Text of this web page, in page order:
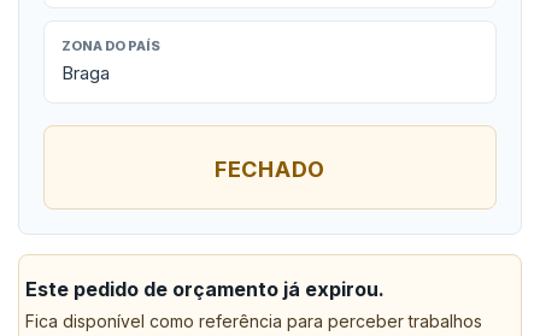
ZONA DO PAÍS
Braga
FECHADO
Este pedido de orçamento já expirou.
Fica disponível como referência para perceber trabalhos